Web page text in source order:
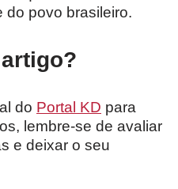
do povo brasileiro.
do Portal KD para
lembre-se de avaliar
e deixar o seu